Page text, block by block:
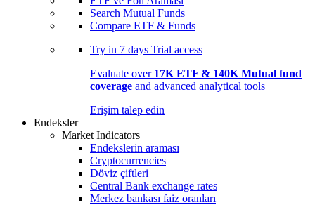
Search Mutual Funds
Compare ETF & Funds
Try in 7 days Trial access
Evaluate over 17K ETF & 140K Mutual fund
coverage and advanced analytical tools
Erişim talep edin
Endeksler
Market Indicators
Endekslerin araması
Cryptocurrencies
Döviz çiftleri
Central Bank exchange rates
Merkez bankası faiz oranları